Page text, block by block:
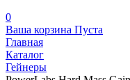
0
Ваша корзина Пуста
Главная
Каталог
Гейнеры